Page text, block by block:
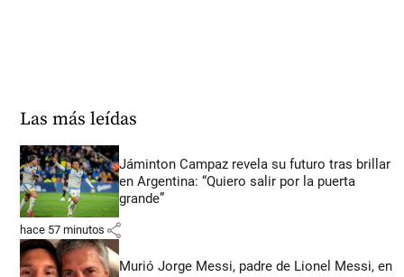
Las más leídas
Jáminton Campaz revela su futuro tras brillar
en Argentina: “Quiero salir por la puerta
grande”
hace 57 minutos share
Murió Jorge Messi, padre de Lionel Messi, en